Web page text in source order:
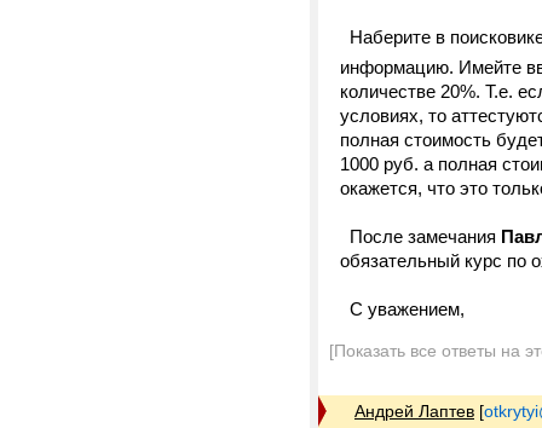
Наберите в
информацию. Имейте
количестве 20%. Т.е.
условиях, то
полная стоимость
1000 руб. а полная
окажется, что это
После замечания
обязательный курс по
С уважением,
[Показать все ответы на
Андрей Лаптев [